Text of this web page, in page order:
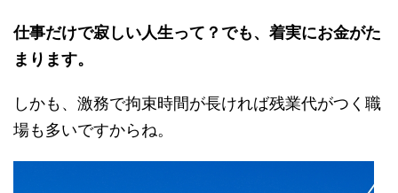
仕事だけで寂しい人生って？でも、着実にお金がた
まります。
しかも、激務で拘束時間が長ければ残業代がつく職
場も多いですからね。